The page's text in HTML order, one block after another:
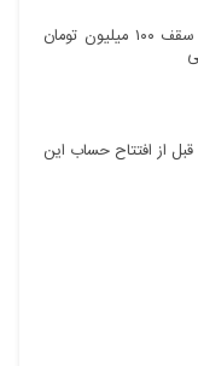
امکان خرید نقره اقساطی تا سقف ۱۰۰ میلیون تومان
قبل از افتتاح حساب این